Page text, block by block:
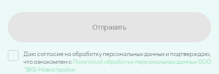
Отправить
Даю согласие на обработку персональных данных и подтверждаю,
что ознакомлен c Политикой обработки персональных данных ООО
"ВКБ-Новостройки